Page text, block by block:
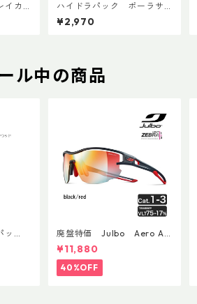
イカ
本売
ハイドラパック ポーラサ
ージ 600ml
¥2,970
ル中の商品
ッ
廃盤特価 Julbo Aero Asi
anFit
¥11,880
40%OFF